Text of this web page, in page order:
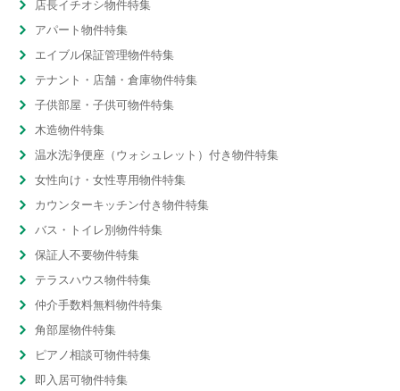
店長イチオシ物件特集
アパート物件特集
エイブル保証管理物件特集
テナント・店舗・倉庫物件特集
子供部屋・子供可物件特集
木造物件特集
温水洗浄便座（ウォシュレット）付き物件特集
女性向け・女性専用物件特集
カウンターキッチン付き物件特集
バス・トイレ別物件特集
保証人不要物件特集
テラスハウス物件特集
仲介手数料無料物件特集
角部屋物件特集
ピアノ相談可物件特集
即入居可物件特集